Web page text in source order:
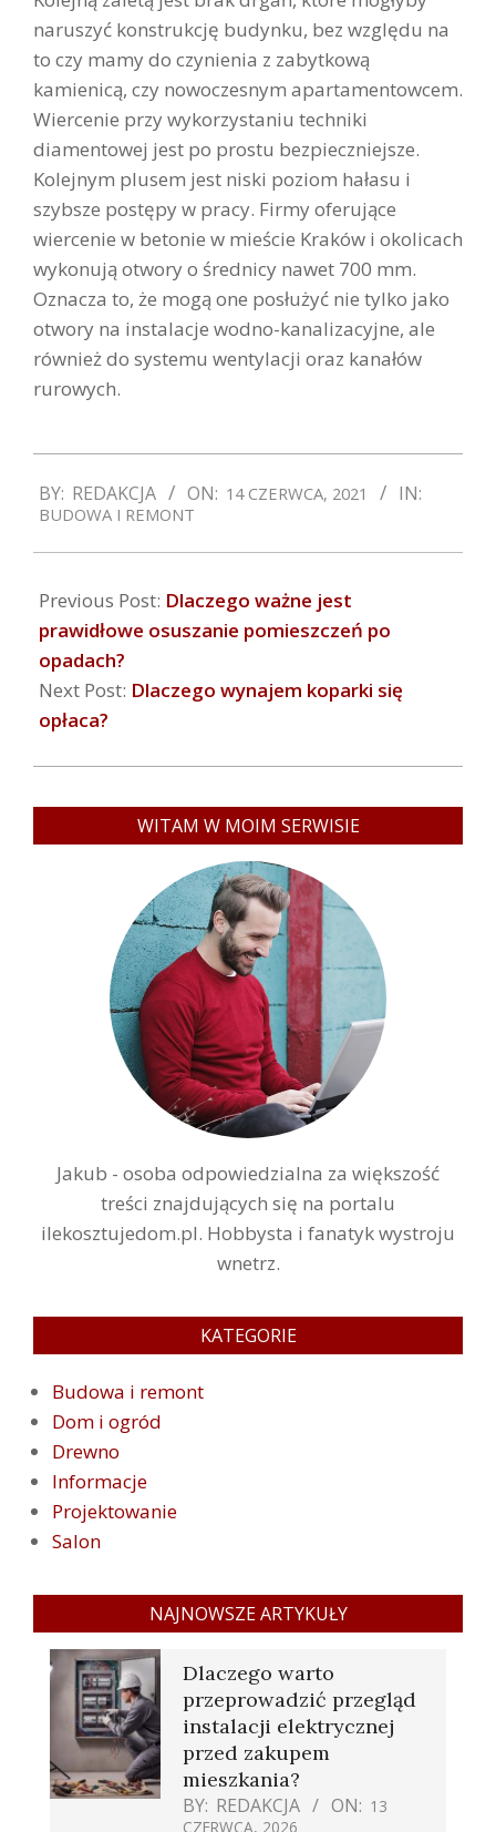
naruszyć konstrukcję budynku, bez względu na
to czy mamy do czynienia z zabytkową
kamienicą, czy nowoczesnym apartamentowcem.
Wiercenie przy wykorzystaniu techniki
diamentowej jest po prostu bezpieczniejsze.
Kolejnym plusem jest niski poziom hałasu i
szybsze postępy w pracy. Firmy oferujące
wiercenie w betonie w mieście Kraków i okolicach
wykonują otwory o średnicy nawet 700 mm.
Oznacza to, że mogą one posłużyć nie tylko jako
otwory na instalacje wodno-kanalizacyjne, ale
również do systemu wentylacji oraz kanałów
rurowych.
06-
14
BY: REDAKCJA ON: 14 CZERWCA, 2021 IN:
BUDOWA I REMONT
Previous Post: Dlaczego ważne jest
prawidłowe osuszanie pomieszczeń po
opadach?
Next Post: Dlaczego wynajem koparki się
opłaca?
WITAM W MOIM SERWISIE
Jakub - osoba odpowiedzialna za większość
treści znajdujących się na portalu
ilekosztujedom.pl. Hobbysta i fanatyk wystroju
wnetrz.
KATEGORIE
Budowa i remont
Dom i ogród
Drewno
Informacje
Projektowanie
Salon
NAJNOWSZE ARTYKUŁY
Dlaczego warto
przeprowadzić przegląd
instalacji elektrycznej
przed zakupem
mieszkania?
BY: REDAKCJA ON: 13
CZERWCA, 2026